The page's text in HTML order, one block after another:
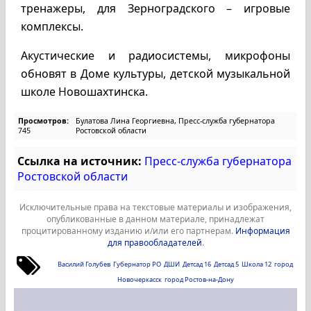
тренажеры, для Зерноградского – игровые
комплексы.
Акустические и радиосистемы, микрофоны
обновят в Доме культуры, детской музыкальной
школе Новошахтинска.
Просмотров:
745
Булатова Лина Георгиевна, Пресс-служба губернатора
Ростовской области
Ссылка на источник: Пресс-служба губернатора
Ростовской области
Исключительные права на текстовые материалы и изображения,
опубликованные в данном материале, принадлежат
процитированному изданию и/или его партнерам. Информация
для правообладателей.
Василий Голубев Губернатор РО ДШИ Детсад 16 Детсад 5 Школа 12 город
Новочеркасск город Ростов-на-Дону